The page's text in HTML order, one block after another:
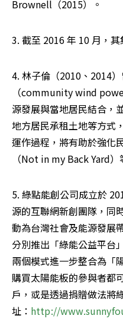
Brownell（2015）。
3. 截至 2016 年 10 月，
4. 林子倫（2010、2014
（community wind
源發展與當地居民結合，
地方居民承租土地等方式
運作過程，將有助於強化
（Not in my Back Yard）
5. 綠點能創公司成立於
源的互聯網新創團隊，同
動為台灣社會及能源發展
分別推出「綠能公益平台
兩個模式進一步整合為「
購買太陽能板的參與者都
戶，或是透過捐贈做法將
址： http://